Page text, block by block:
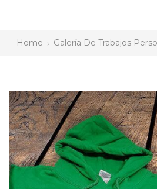
Home Galería De Trabajos